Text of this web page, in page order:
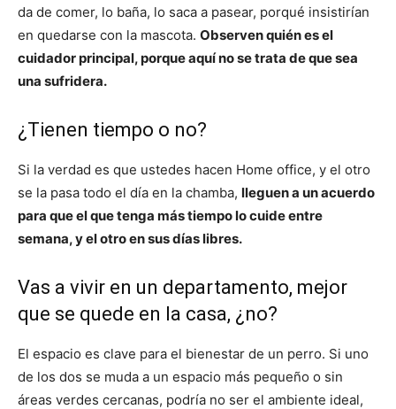
da de comer, lo baña, lo saca a pasear, porqué insistirían
en quedarse con la mascota. Observen quién es el
cuidador principal, porque aquí no se trata de que sea
una sufridera.
¿Tienen tiempo o no?
Si la verdad es que ustedes hacen Home office, y el otro
se la pasa todo el día en la chamba, lleguen a un acuerdo
para que el que tenga más tiempo lo cuide entre
semana, y el otro en sus días libres.
Vas a vivir en un departamento, mejor
que se quede en la casa, ¿no?
El espacio es clave para el bienestar de un perro. Si uno
de los dos se muda a un espacio más pequeño o sin
áreas verdes cercanas, podría no ser el ambiente ideal,